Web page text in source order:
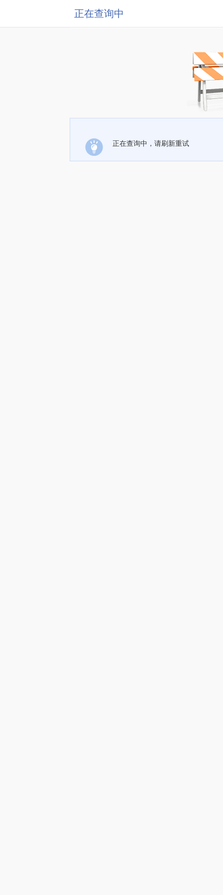
正在查询中
正在查询中，请刷新重试